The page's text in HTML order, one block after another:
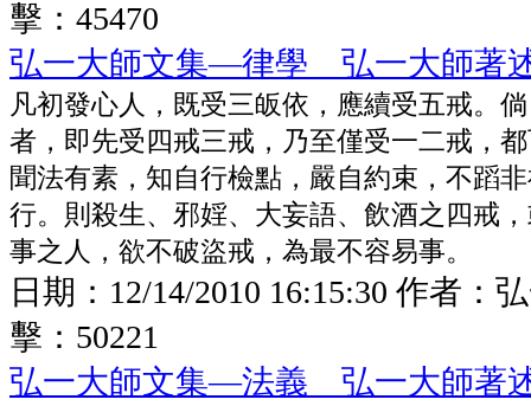
擊： 45470
弘一大師文集—律學 弘一大師著
凡初發心人，既受三皈依，應續受五戒。
者，即先受四戒三戒，乃至僅受一二戒，
聞法有素，知自行檢點，嚴自約束，不蹈
行。則殺生、邪婬、大妄語、飲酒之四戒
事之人，欲不破盜戒，為最不容易事。
日期： 12/14/2010 16:15:30 作者：
擊： 50221
弘一大師文集—法義 弘一大師著